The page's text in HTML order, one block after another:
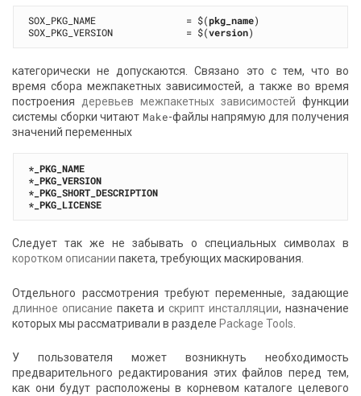
SOX_PKG_NAME                = $(pkg_name)
SOX_PKG_VERSION             = $(version
категорически не допускаются. Связано это с тем, что во
время сбора межпакетных зависимостей, а также во время
построениядеревьев межпакетных зависимостей функции
системы сборки читают Make-файлы напрямую для получения
значений переменных
*_PKG_NAME
*_PKG_VERSION
*_PKG_SHORT_DESCRIPTION
*_PKG_LICENSE
Следует так же не забывать о специальных символах в
коротком описании пакета, требующих маскирования.
Отдельного рассмотрения требуют переменные, задающие
длинное описание пакета и скрипт инсталляции, назначение
которых мы рассматривали в разделе Package Tools
У пользователя может возникнуть необходимость
предварительного редактирования этих файлов перед тем,
как они будут расположены в корневом каталоге целевого